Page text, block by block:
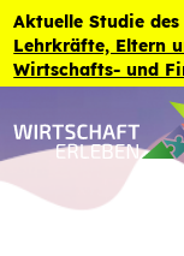
Zum Inhalt der Seite
Aktuelle Studie
Lehrkräfte, Eltern
Wirtschafts- und